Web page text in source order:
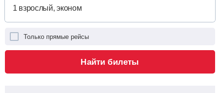
Только прямые рейсы
Найти билеты